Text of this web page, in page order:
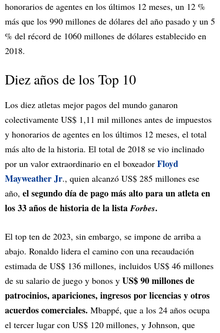
honorarios de agentes en los últimos 12 meses, un 12 %
más que los 990 millones de dólares del año pasado y un 5
% del récord de 1060 millones de dólares establecido en
2018.
Diez años de los Top 10
Los diez atletas mejor pagos del mundo ganaron
colectivamente US$ 1,11 mil millones antes de impuestos
y honorarios de agentes en los últimos 12 meses, el total
más alto de la historia. El total de 2018 se vio inclinado
por un valor extraordinario en el boxeador Floyd
Mayweather Jr., quien alcanzó US$ 285 millones ese
año, el segundo día de pago más alto para un atleta en
los 33 años de historia de la listaForbes.
El top ten de 2023, sin embargo, se impone de arriba a
abajo. Ronaldo lidera el camino con una recaudación
estimada de US$ 136 millones, incluidos US$ 46 millones
de su salario de juego y bonos y US$ 90 millones de
patrocinios, apariciones, ingresos por licencias y otros
acuerdos comerciales. Mbappé, que a los 24 años ocupa
el tercer lugar con US$ 120 millones, y Johnson, que